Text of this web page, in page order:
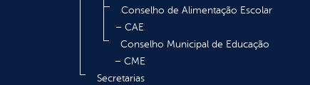
Conselho de Alimentação Escolar
– CAE
Conselho Municipal de Educação
– CME
Secretarias